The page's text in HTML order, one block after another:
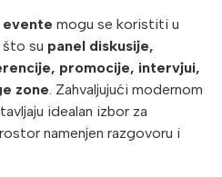
evente mogu se koristiti u
su panel diskusije,
promocije, intervjui,
zone . Zahvaljujući modernom
idealan izbor za
namenjen razgovoru i